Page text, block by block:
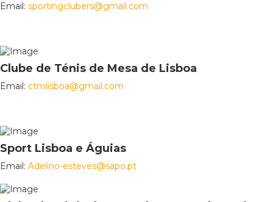
Email: sportingclubers@gmail.com
Clube de Ténis de Mesa de Lisboa
Email: ctmlisboa@gmail.com
Sport Lisboa e Águias
Email: Adelino-esteves@sapo.pt